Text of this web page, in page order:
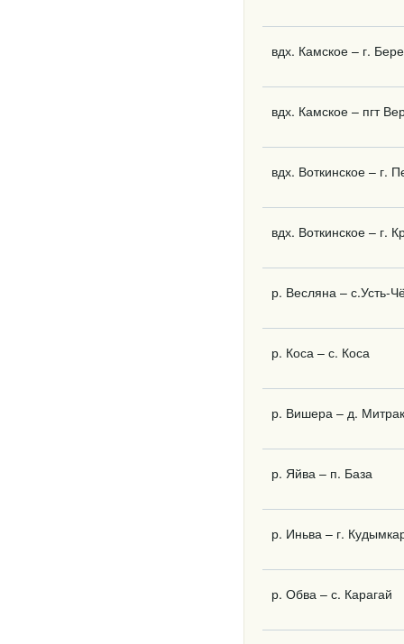
вдх. Камское – г.
вдх. Камское – пгт
вдх. Воткинское – г.
вдх. Воткинское – г.
р. Весляна – с.Усть-
р. Коса – с. Коса
р. Вишера – д.
р. Яйва – п. База
р. Иньва – г.
р. Обва – с. Карагай